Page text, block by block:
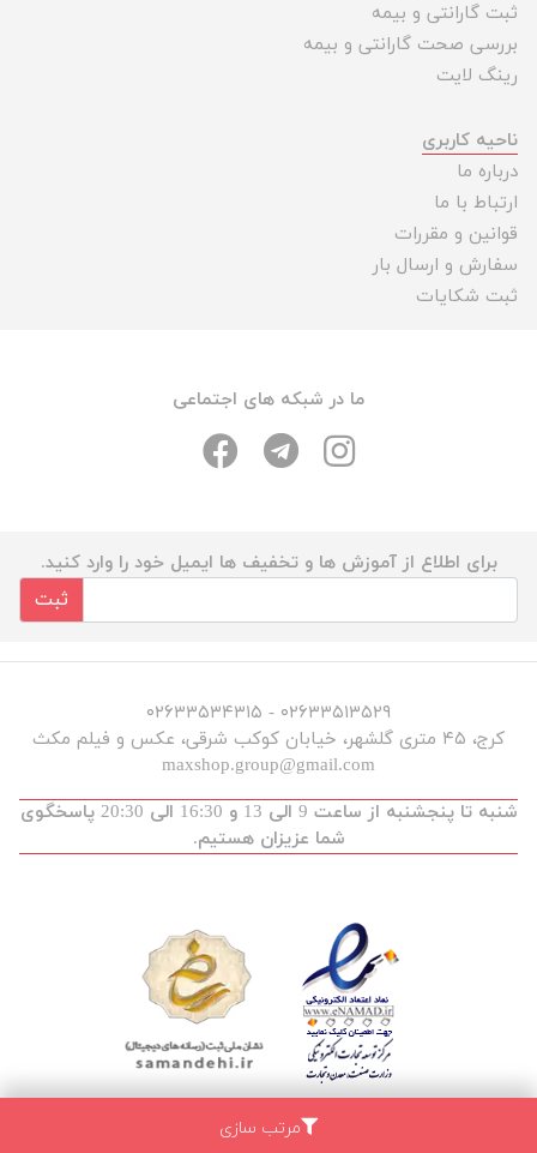
مرتب سازی
ثبت گارانتی و بیمه
بررسی صحت گارانتی و بیمه
رینگ لایت
ناحیه کاربری
درباره ما
ارتباط با ما
قوانین و مقررات
سفارش و ارسال بار
ثبت شکایات
ما در شبکه های اجتماعی
برای اطلاع از آموزش ها و تخفیف ها ایمیل خود را وارد کنید.
ثبت
۰۲۶۳۳۵۱۳۵۲۹ - ۰۲۶۳۳۵۳۴۳۱۵
کرج، ۴۵ متری گلشهر، خیابان کوکب شرقی، عکس و فیلم مکث
maxshop.group@gmail.com
شنبه تا پنجشنبه از ساعت 9 الی 13 و 16:30 الی 20:30 پاسخگوی
شما عزیزان هستیم.
توسعه و طراحی :maxdev